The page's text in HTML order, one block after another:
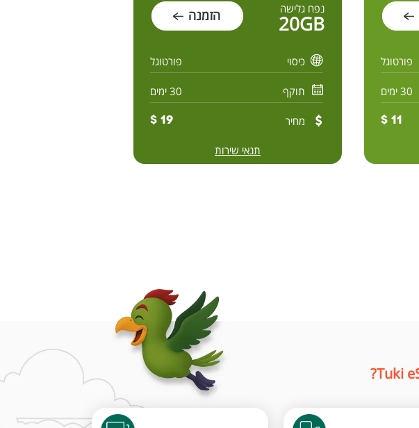
פורטוגל
30 ימים
11 $
נפח גלישה
20GB הזמנה
כיסוי פורטוגל
תוקף 30 ימים
מחיר 19 $
תנאי שירות